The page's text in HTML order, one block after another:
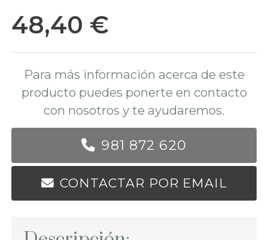
48,40 €
Para más información acerca de este
producto puedes ponerte en contacto
con nosotros y te ayudaremos.
981 872 620
CONTACTAR POR EMAIL